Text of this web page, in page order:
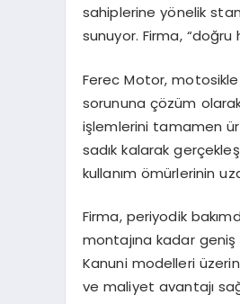
sahiplerine yönelik
sunuyor. Firma,
Ferec Motor,
sorununa çözüm
işlemlerini tamamen
sadık kalarak
kullanım ömürlerinin
Firma, periyodik
montajına kadar
Kanuni modelleri
ve maliyet avantajı